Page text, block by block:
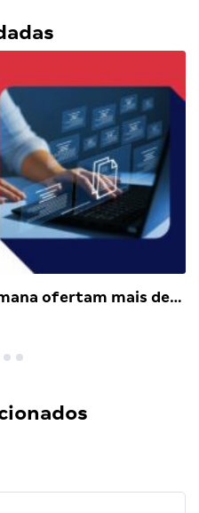
ofertam mais de…